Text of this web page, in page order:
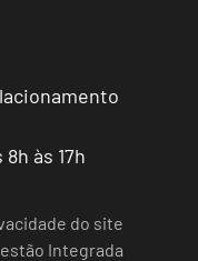
às 17h
do site
Integrada